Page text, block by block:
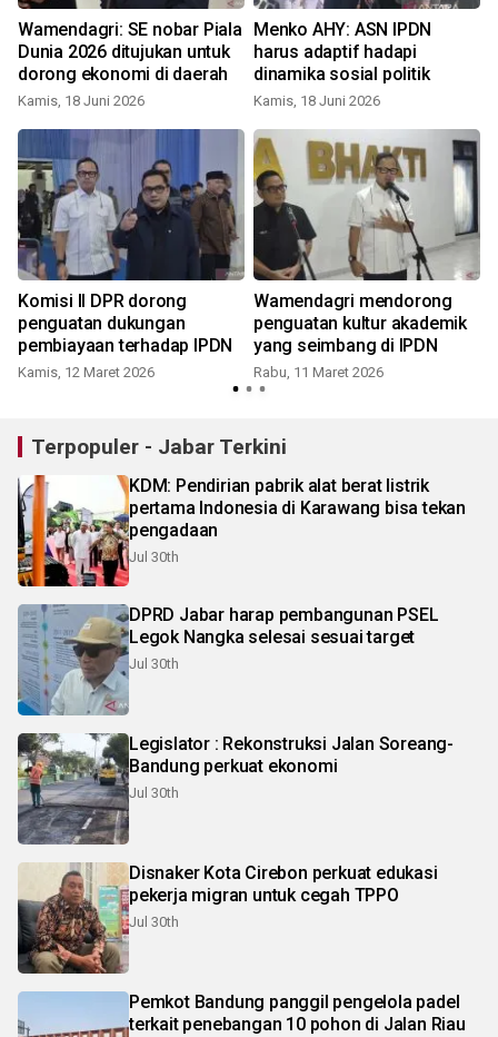
Wamendagri: SE nobar Piala
Dunia 2026 ditujukan untuk
dorong ekonomi di daerah
Kamis, 18 Juni 2026
Menko AHY: ASN IPDN
harus adaptif hadapi
dinamika sosial politik
Kamis, 18 Juni 2026
Komisi II DPR dorong
penguatan dukungan
pembiayaan terhadap IPDN
Kamis, 12 Maret 2026
Wamendagri mendorong
penguatan kultur akademik
yang seimbang di IPDN
Rabu, 11 Maret 2026
Terpopuler - Jabar Terkini
KDM: Pendirian pabrik alat berat listrik
pertama Indonesia di Karawang bisa tekan
pengadaan
Jul 30th
DPRD Jabar harap pembangunan PSEL
Legok Nangka selesai sesuai target
Jul 30th
Legislator : Rekonstruksi Jalan Soreang-
Bandung perkuat ekonomi
Jul 30th
Disnaker Kota Cirebon perkuat edukasi
pekerja migran untuk cegah TPPO
Jul 30th
Pemkot Bandung panggil pengelola padel
terkait penebangan 10 pohon di Jalan Riau